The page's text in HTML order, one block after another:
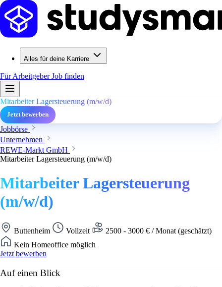
Alles für deine Karriere
Für ArbeitgeberJob finden
Mitarbeiter Lagersteuerung (m/w/d)
Jetzt bewerben
Jobbörse
Unternehmen
REWE-Markt GmbH
Mitarbeiter Lagersteuerung (m/w/d)
Mitarbeiter Lagersteuerung
(m/w/d)
Buttenheim Vollzeit
2500 - 3000 € / Monat (geschätzt)
Kein Homeoffice möglich
Jetzt bewerben
Auf einen Blick